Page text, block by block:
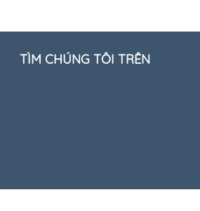
TÌM CHÚNG TÔI TRÊN